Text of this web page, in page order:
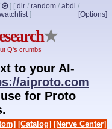
] [ dir / random / abdl /
[Options]
watchlist]
★
Q's crumbs
to your AI-
aiproto.com
for Proto
[Catalog] [Nerve Center]